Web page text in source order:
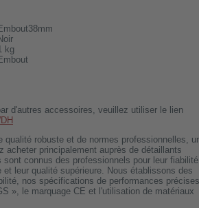
kg
d'autres accessoires, veuillez utiliser le lien
robuste et de normes professionnelles,
acheter principalement auprès de détaillants
connus des professionnels pour leur fiabilité
et leur qualité supérieure. Nous établissons des
nos spécifications de performances
», le marquage CE et l'utilisation de matériaux